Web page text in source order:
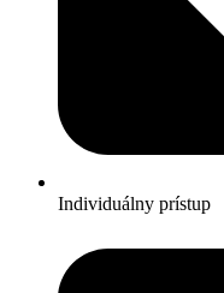
Individuálny prístup